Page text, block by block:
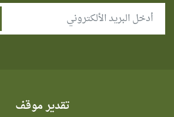
تقدير موقف